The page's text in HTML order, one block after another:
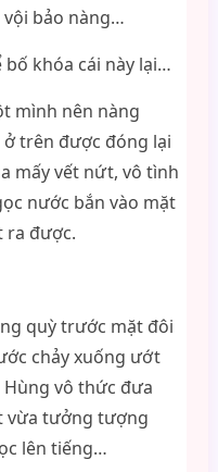
vội bảo nàng…
bố khóa cái này lại…
mình nên nàng
trên được đóng lại
mấy vết nứt, vô tình
nước bắn vào mặt
ra được.
quỳ trước mặt đôi
chảy xuống ướt
vô thức đưa
vừa tưởng tượng
lên tiếng…